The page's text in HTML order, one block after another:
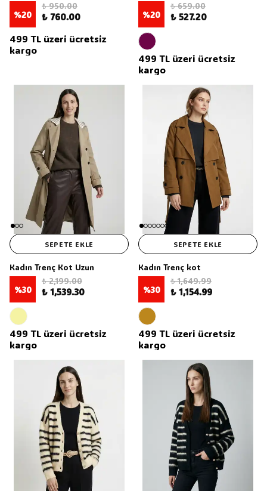
%20
₺ 950.00
₺ 760.00
499 TL üzeri ücretsiz
kargo
%20
₺ 659.00
₺ 527.20
499 TL üzeri ücretsiz
kargo
SEPETE EKLE
Kadın Trenç Kot Uzun
%30
₺ 2,199.00
₺ 1,539.30
499 TL üzeri ücretsiz
kargo
SEPETE EKLE
Kadın Trenç kot
%30
₺ 1,649.99
₺ 1,154.99
499 TL üzeri ücretsiz
kargo